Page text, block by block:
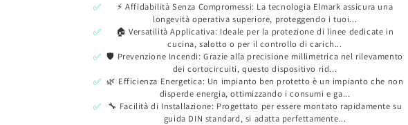
✅
⚡ Affidabilità Senza Compromessi: La tecnologia Elmark assicura una
longevità operativa superiore, proteggendo i tuoi...
✅
🏠 Versatilità Applicativa: Ideale per la protezione di linee dedicate in
cucina, salotto o per il controllo di carich...
✅ 🛡️ Prevenzione Incendi: Grazie alla precisione millimetrica nel rilevamento
dei cortocircuiti, questo dispositivo rid...
✅ 🌿 Efficienza Energetica: Un impianto ben protetto è un impianto che non
disperde energia, ottimizzando i consumi e ga...
✅
🔧 Facilità di Installazione: Progettato per essere montato rapidamente su
guida DIN standard, si adatta perfettamente...